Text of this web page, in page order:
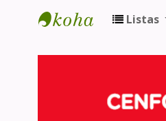
Listas